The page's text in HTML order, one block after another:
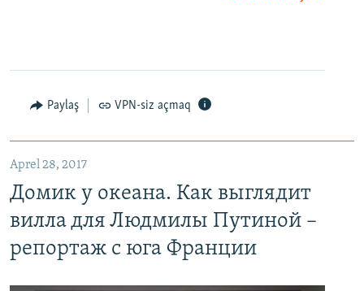
Paylaş VPN-siz açmaq
Aprel 28, 2017
Домик у океана. Как выглядит
вилла для Людмилы Путиной –
репортаж с юга Франции